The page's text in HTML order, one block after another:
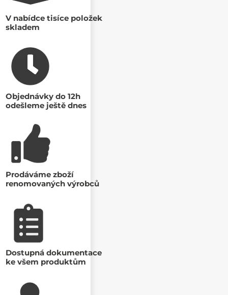
V nabídce tisíce položek
skladem
Objednávky do 12h
odešleme ještě dnes
Prodáváme zboží
renomovaných výrobců
Dostupná dokumentace
ke všem produktům